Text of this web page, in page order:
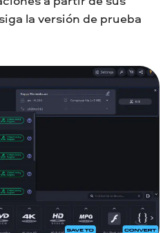
la versión de prueba